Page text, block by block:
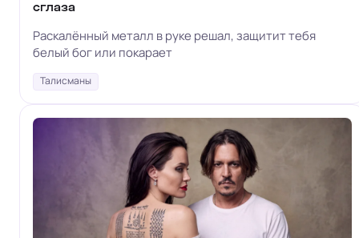
сглаза
Раскалённый металл в руке решал, защитит тебя
белый бог или покарает
Талисманы